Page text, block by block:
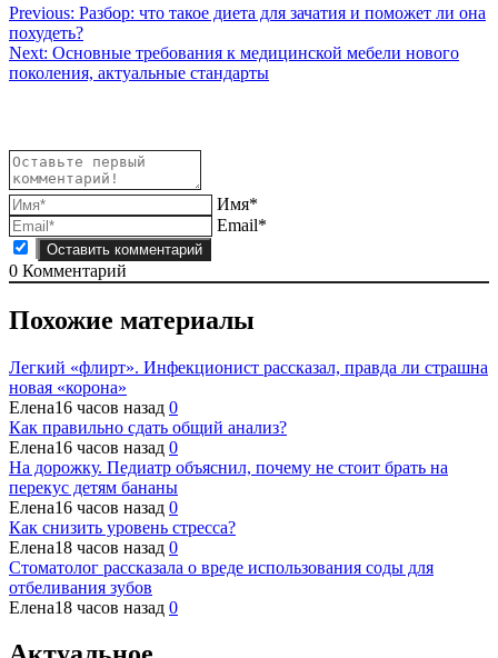
Навигация
по
записям
Previous: Разбор: что такое диета для зачатия и поможет ли она
похудеть?
Next: Основные требования к медицинской мебели нового
поколения, актуальные стандарты
Имя*
Email*
0 Комментарий
Похожие материалы
Легкий «флирт». Инфекционист рассказал, правда ли страшна
новая «корона»
Елена16 часов назад 0
Как правильно сдать общий анализ?
Елена16 часов назад 0
На дорожку. Педиатр объяснил, почему не стоит брать на
перекус детям бананы
Елена16 часов назад 0
Как снизить уровень стресса?
Елена18 часов назад 0
Стоматолог рассказала о вреде использования соды для
отбеливания зубов
Елена18 часов назад 0